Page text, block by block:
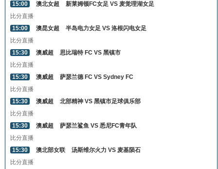
15:00
澳北女超
新莱姆顿FC女足 VS 麦觉理湖女足
比分直播
15:00
澳昆女超
半岛电力女足 VS 洛根闪电女足
比分直播
15:30
澳威超
思比瑞特 FC VS 黑镇市
比分直播
15:30
澳威超
萨瑟兰德 FC VS Sydney FC
比分直播
15:30
澳威超
北部精神 VS 黑镇市足球俱乐部
比分直播
15:30
澳威超
萨瑟兰鲨鱼 VS 悉尼FC青年队
比分直播
15:30
澳北部女联
汤斯维尔火力 VS 麦基陨石
比分直播